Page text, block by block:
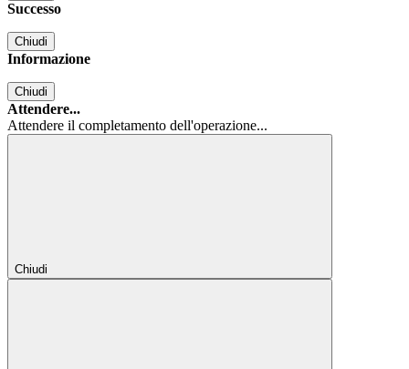
Successo
Chiudi
Informazione
Chiudi
Attendere...
Attendere il completamento dell'operazione...
Chiudi